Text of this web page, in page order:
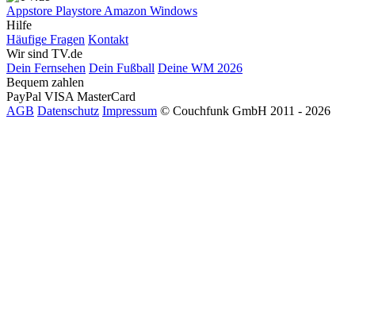
Appstore Playstore Amazon Windows
Hilfe
Häufige Fragen Kontakt
Wir sind TV.de
Dein Fernsehen Dein Fußball Deine WM 2026
Bequem zahlen
PayPal VISA MasterCard
AGB Datenschutz Impressum © Couchfunk GmbH 2011 - 2026